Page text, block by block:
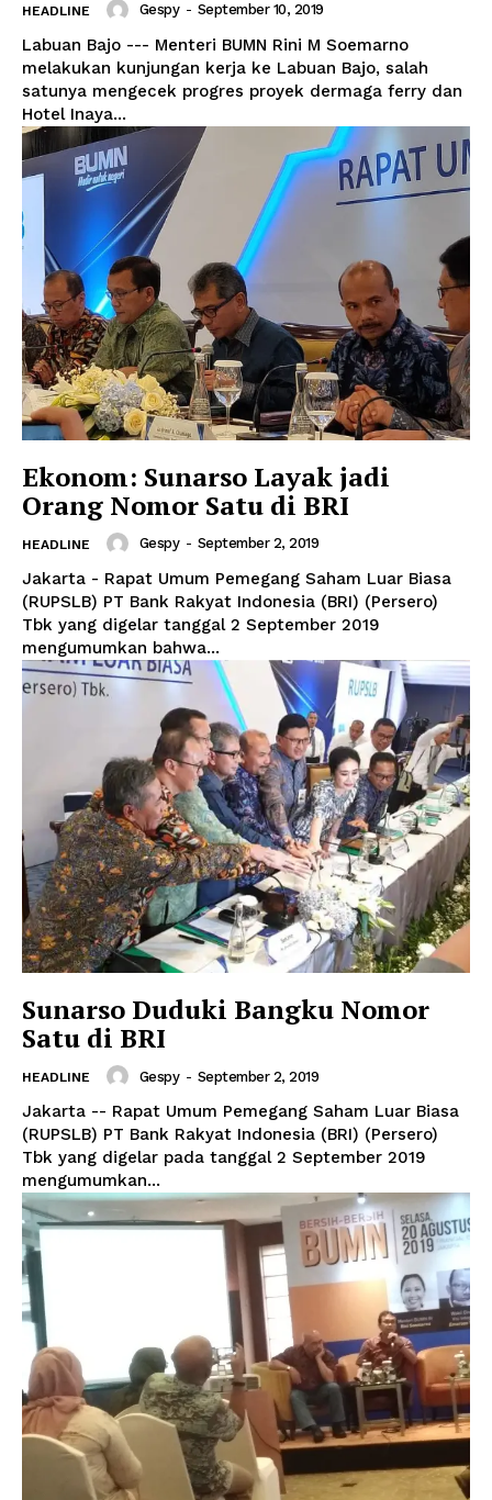
HEADLINE Gespy - September 10, 2019
Labuan Bajo --- Menteri BUMN Rini M Soemarno
melakukan kunjungan kerja ke Labuan Bajo, salah
satunya mengecek progres proyek dermaga ferry dan
Hotel Inaya...
Ekonom: Sunarso Layak jadi
Orang Nomor Satu di BRI
HEADLINE Gespy - September 2, 2019
Jakarta - Rapat Umum Pemegang Saham Luar Biasa
(RUPSLB) PT Bank Rakyat Indonesia (BRI) (Persero)
Tbk yang digelar tanggal 2 September 2019
mengumumkan bahwa...
Sunarso Duduki Bangku Nomor
Satu di BRI
HEADLINE Gespy - September 2, 2019
Jakarta -- Rapat Umum Pemegang Saham Luar Biasa
(RUPSLB) PT Bank Rakyat Indonesia (BRI) (Persero)
Tbk yang digelar pada tanggal 2 September 2019
mengumumkan...